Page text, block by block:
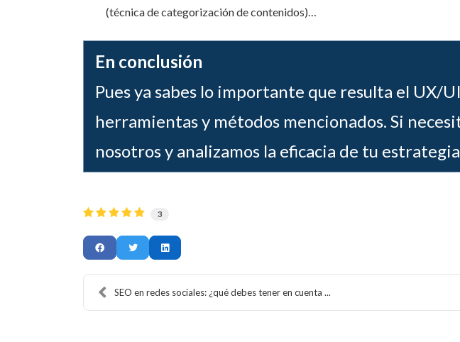
(técnica de categorización de contenidos)…
En conclusión
Pues ya sabes lo importante que resulta el UX/
herramientas y métodos mencionados. Si
nosotros y analizamos la eficacia de tu
3
SEO en redes sociales: ¿qué debes tener en cuenta ...